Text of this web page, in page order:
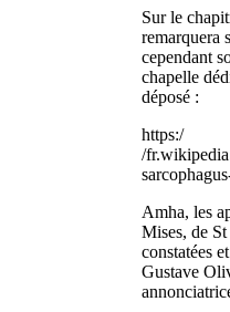
Sur le
remarquera
cependant
chapelle
déposé :
https:/
/
Amha, les
Mises, de
constatées
Gustave